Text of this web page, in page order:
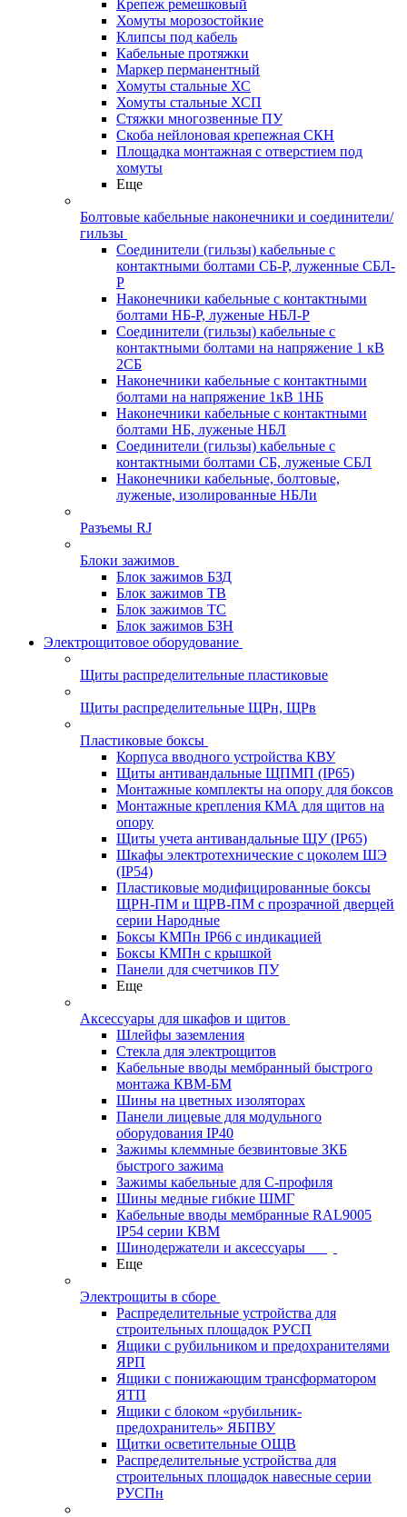
Крепеж ремешковый
Хомуты морозостойкие
Клипсы под кабель
Кабельные протяжки
Маркер перманентный
Хомуты стальные ХС
Хомуты стальные ХСП
Стяжки многозвенные ПУ
Скоба нейлоновая крепежная СКН
Площадка монтажная с отверстием под
хомуты
Еще
Болтовые кабельные наконечники и соединители/
гильзы
Соединители (гильзы) кабельные с
контактными болтами СБ-Р, луженные СБЛ-
Р
Наконечники кабельные с контактными
болтами НБ-Р, луженые НБЛ-Р
Соединители (гильзы) кабельные с
контактными болтами на напряжение 1 кВ
2СБ
Наконечники кабельные с контактными
болтами на напряжение 1кВ 1НБ
Наконечники кабельные с контактными
болтами НБ, луженые НБЛ
Соединители (гильзы) кабельные с
контактными болтами СБ, луженые СБЛ
Наконечники кабельные, болтовые,
луженые, изолированные НБЛи
Разъемы RJ
Блоки зажимов
Блок зажимов БЗД
Блок зажимов ТВ
Блок зажимов ТС
Блок зажимов БЗН
Электрощитовое оборудование
Щиты распределительные пластиковые
Щиты распределительные ЩРн, ЩРв
Пластиковые боксы
Корпуса вводного устройства КВУ
Щиты антивандальные ЩПМП (IP65)
Монтажные комплекты на опору для боксов
Монтажные крепления КМА для щитов на
опору
Щиты учета антивандальные ЩУ (IP65)
Шкафы электротехнические с цоколем ШЭ
(IP54)
Пластиковые модифицированные боксы
ЩРН-ПМ и ЩРВ-ПМ с прозрачной дверцей
серии Народные
Боксы КМПн IP66 с индикацией
Боксы КМПн с крышкой
Панели для счетчиков ПУ
Еще
Аксессуары для шкафов и щитов
Шлейфы заземления
Стекла для электрощитов
Кабельные вводы мембранный быстрого
монтажа КВМ-БМ
Шины на цветных изоляторах
Панели лицевые для модульного
оборудования IP40
Зажимы клеммные безвинтовые ЗКБ
быстрого зажима
Зажимы кабельные для С-профиля
Шины медные гибкие ШМГ
Кабельные вводы мембранные RAL9005
IP54 серии КВМ
Шинодержатели и аксессуары
Еще
Электрощиты в сборе
Распределительные устройства для
строительных площадок РУСП
Ящики с рубильником и предохранителями
ЯРП
Ящики с понижающим трансформатором
ЯТП
Ящики с блоком «рубильник-
предохранитель» ЯБПВУ
Щитки осветительные ОЩВ
Распределительные устройства для
строительных площадок навесные серии
РУСПн